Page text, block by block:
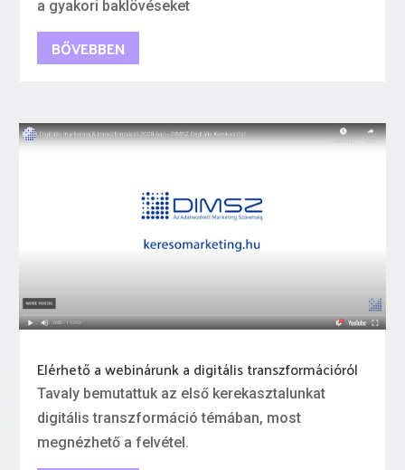
a gyakori baklövéseket
BŐVEBBEN
Elérhető a webinárunk a digitális transzformációról
Tavaly bemutattuk az első kerekasztalunkat
digitális transzformáció témában, most
megnézhető a felvétel.